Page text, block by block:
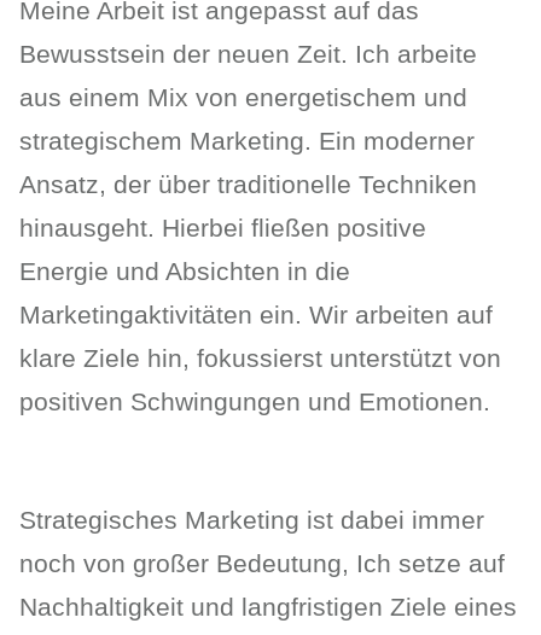
Meine Arbeit ist angepasst auf das
Bewusstsein der neuen Zeit. Ich arbeite
aus einem Mix von energetischem und
strategischem Marketing. Ein moderner
Ansatz, der über traditionelle Techniken
hinausgeht. Hierbei fließen positive
Energie und Absichten in die
Marketingaktivitäten ein. Wir arbeiten auf
klare Ziele hin, fokussierst unterstützt von
positiven Schwingungen und Emotionen.
Strategisches Marketing ist dabei immer
noch von großer Bedeutung, Ich setze auf
Nachhaltigkeit und langfristigen Ziele eines